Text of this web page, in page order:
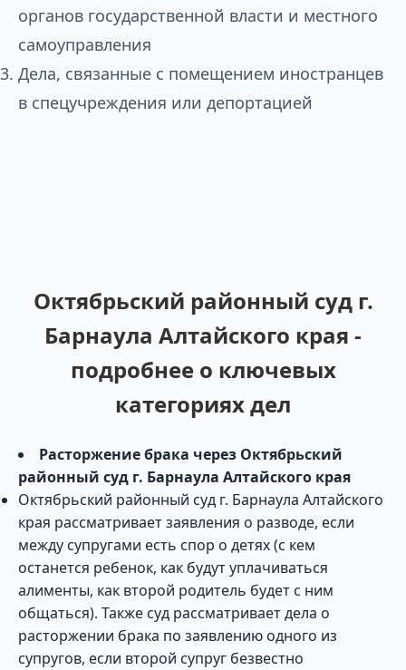
органов государственной власти и местного
самоуправления
Дела, связанные с помещением иностранцев
в спецучреждения или депортацией
Октябрьский районный суд г.
Барнаула Алтайского края -
подробнее о ключевых
категориях дел
Расторжение брака через Октябрьский
районный суд г. Барнаула Алтайского края
Октябрьский районный суд г. Барнаула Алтайского
края рассматривает заявления о разводе, если
между супругами есть спор о детях (с кем
останется ребенок, как будут уплачиваться
алименты, как второй родитель будет с ним
общаться). Также суд рассматривает дела о
расторжении брака по заявлению одного из
супругов, если второй супруг безвестно